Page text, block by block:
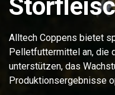
Alltech Coppens bietet
Pelletfuttermittel an, die
unterstützen, das
Produktionsergebnisse